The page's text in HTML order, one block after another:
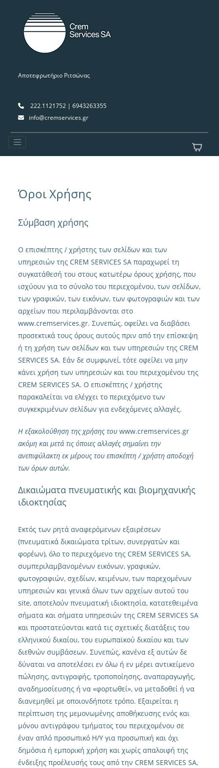
Αποτεφρωτήριο Ριτσώνας
222.1121752 | 6943263355
info@cremservices.gr
Όροι Χρήσης
Σύμβαση χρήσης
Ο επισκέπτης / χρήστης των σελίδων και των
υπηρεσιών της CREM SERVICES SA παραχωρεί τη
συγκατάθεσή του στους κατωτέρω όρους χρήσης, που
ισχύουν για το σύνολο του περιεχομένου, των σελίδων,
των γραφικών, των εικόνων, των φωτογραφιών και των
αρχείων που περιλαμβάνονται στο
www.cremservices.gr. Συνεπώς, οφείλει να διαβάσει
προσεκτικά τους όρους αυτούς πριν από την επίσκεψη
ή τη χρήση των σελίδων και των υπηρεσιών της CREM
SERVICES SA. Εάν δε συμφωνεί, τότε οφείλει να μην
κάνει χρήση των υπηρεσιών και του περιεχομένου της
CREM SERVICES SA. Ο επισκέπτης / χρήστης
παρακαλείται να ελέγχει το περιεχόμενο των
συγκεκριμένων σελίδων για ενδεχόμενες αλλαγές.
Η εξακολούθηση της χρήσης τουwww.cremservices.gr
ακόμη και μετά τις όποιες αλλαγές σημαίνει την
ανεπιφύλακτη εκ μέρους του επισκέπτη / χρήστη αποδοχή
των όρων αυτών.
Δικαιώματα πνευματικής και βιομηχανικής
ιδιοκτησίας
Εκτός των ρητά αναφερόμενων εξαιρέσεων
(πνευματικά δικαιώματα τρίτων, συνεργατών και
φορέων), όλο το περιεχόμενο της CREM SERVICES SA,
συμπεριλαμβανομένων εικόνων, γραφικών,
φωτογραφιών, σχεδίων, κειμένων, των παρεχομένων
υπηρεσιών και γενικά όλων των αρχείων αυτού του
site, αποτελούν πνευματική ιδιοκτησία, κατατεθειμένα
σήματα και σήματα υπηρεσιών της CREM SERVICES SA
και προστατεύονται κατά τις σχετικές διατάξεις του
ελληνικού δικαίου, του ευρωπαϊκού δικαίου και των
διεθνών συμβάσεων. Συνεπώς, κανένα εξ αυτών δε
δύναται να αποτελέσει εν όλω ή εν μέρει αντικείμενο
πώλησης, αντιγραφής, τροποποίησης, αναπαραγωγής,
αναδημοσίευσης ή να «φορτωθεί», να μεταδοθεί ή να
διανεμηθεί με οποιονδήποτε τρόπο. Εξαιρείται η
περίπτωση της μεμονωμένης αποθήκευσης ενός και
μόνου αντιγράφου τμήματος του περιεχομένου σε
έναν απλό προσωπικό Η/Υ για προσωπική και όχι
δημόσια ή εμπορική χρήση και χωρίς απαλοιφή της
ένδειξης προέλευσής τους από την CREM SERVICES SA,